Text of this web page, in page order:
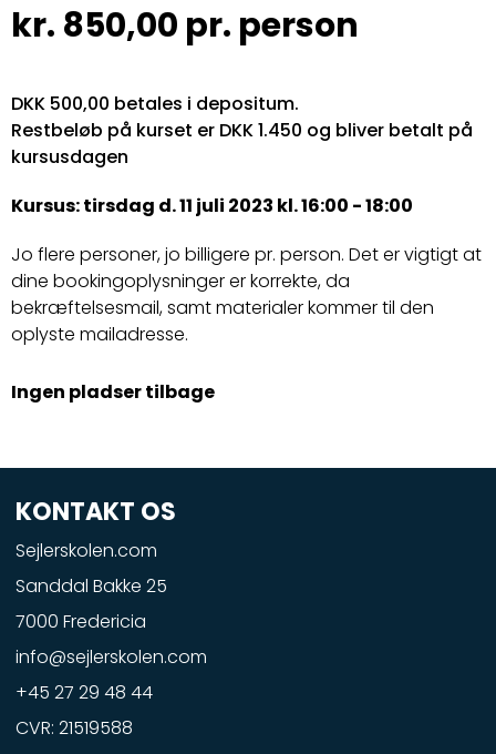
kr. 850,00 pr. person
DKK 500,00 betales i depositum.
Restbeløb på kurset er DKK 1.450 og bliver betalt på
kursusdagen
Kursus: tirsdag d. 11 juli 2023 kl. 16:00 - 18:00
Jo flere personer, jo billigere pr. person. Det er vigtigt at
dine bookingoplysninger er korrekte, da
bekræftelsesmail, samt materialer kommer til den
oplyste mailadresse.
Ingen pladser tilbage
KONTAKT OS
Sejlerskolen.com
Sanddal Bakke 25
7000 Fredericia
info@sejlerskolen.com
+45 27 29 48 44
CVR: 21519588